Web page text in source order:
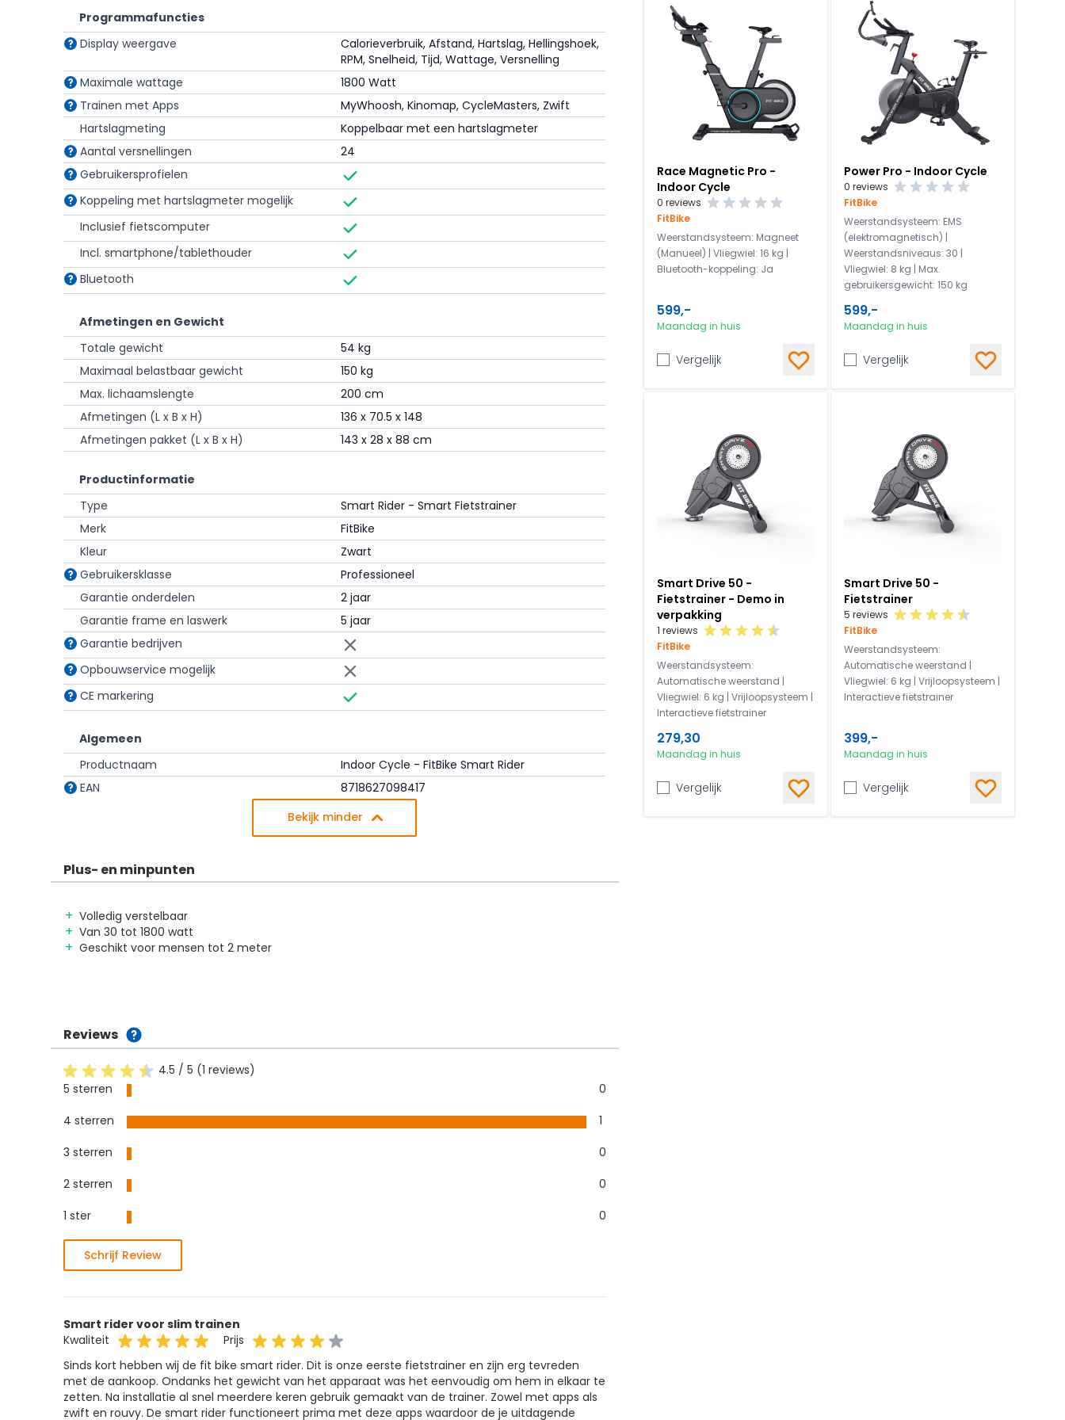
Stabiliteit en afstelling
De Smart Rider is belastbaar tot een maximaal gebruikersgewicht van 150 kg en is voorzien van
industriële SKF-lagers. Het stevige frame zorgt ervoor dat de fietstrainer stabiel blijft staan tijdens
intensieve trainingen.
Zowel het zadel als het stuur zijn horizontaal en verticaal nauwkeurig verstelbaar. Hierdoor kun je
de fietspositie afstemmen op je lichaamslengte en gewenste trainingshouding. Het
multifunctionele triatlonstuur beschikt over geïntegreerde bedieningsknoppen voor het
schakelen tussen de virtuele versnellingen. De armsteunen bieden ondersteuning wanneer je in
een aerodynamische houding traint.
Vergelijking met alternatieven
FitBike Race Magnetic Pro
De Race Magnetic Pro is een indoor cycle met handmatig verstelbare weerstand en een
doortrapsysteem. De Smart Rider beschikt daarentegen over automatische weerstand en een
Rider met 11 kg. De Smart Rider onderscheidt zich vooral door de automatische weerstand,
nauwkeurige wattagemeting, app-connectiviteit en virtuele versnellingen.
FitBike Smart Drive 50
De Smart Drive 50 is eveneens een interactieve fietstrainer met automatische weerstand en een
vrijloopsysteem. De Smart Rider heeft een zwaarder vliegwiel van 11 kg, tegenover 6 kg bij de
Smart Drive 50, en biedt een hoger maximaal vermogen. Daarnaast beschikt de Smart Rider over
24 virtuele versnellingen en uitgebreide bedieningsmogelijkheden via het stuur. Hierdoor is de
weerstandsbereik zoeken.
Programmafuncties
Display weergave
Calorieverbruik, Afstand, Hartslag, Hellingshoek,
RPM, Snelheid, Tijd, Wattage, Versnelling
Maximale wattage
1800 Watt
Trainen met Apps
MyWhoosh, Kinomap, CycleMasters, Zwift
Hartslagmeting
Koppelbaar met een hartslagmeter
Aantal versnellingen
24
Gebruikersprofielen
Koppeling met hartslagmeter mogelijk
Inclusief fietscomputer
Incl. smartphone/tablethouder
Bluetooth
Afmetingen en Gewicht
Totale gewicht
54 kg
Maximaal belastbaar gewicht
150 kg
Max. lichaamslengte
200 cm
Afmetingen (L x B x H)
136 x 70.5 x 148
Afmetingen pakket (L x B x H)
143 x 28 x 88 cm
Productinformatie
Type
Smart Rider - Smart Fietstrainer
Merk
FitBike
Kleur
Zwart
Gebruikersklasse
Professioneel
Garantie onderdelen
2 jaar
Garantie frame en laswerk
5 jaar
Garantie bedrijven
Opbouwservice mogelijk
CE markering
Algemeen
Productnaam
Indoor Cycle - FitBike Smart Rider
EAN
8718627098417
Bekijk minder
Plus- en minpunten
Volledig verstelbaar
Van 30 tot 1800 watt
Geschikt voor mensen tot 2 meter
Reviews
4.5 / 5 (1 reviews)
5 sterren
0
4 sterren
1
3 sterren
0
2 sterren
0
1 ster
0
Schrijf Review
Smart rider voor slim trainen
Kwaliteit
Prijs
Sinds kort hebben wij de fit bike smart rider. Dit is onze eerste fietstrainer en zijn erg tevreden
met de aankoop. Ondanks het gewicht van het apparaat was het eenvoudig om hem in elkaar te
zetten. Na installatie al snel meerdere keren gebruik gemaakt van de trainer. Zowel met apps als
zwift en rouvy. De smart rider functioneert prima met deze apps waardoor de je uitdagende
0 reviews
Race Magnetic Pro -
Indoor Cycle
FitBike
Weerstandsysteem: Magneet
(Manueel) | Vliegwiel: 16 kg |
Bluetooth-koppeling: Ja
599,-
Maandag in huis
Vergelijk
0 reviews
Power Pro - Indoor Cycle
FitBike
Weerstandsysteem: EMS
(elektromagnetisch) |
Weerstandsniveaus: 30 |
Vliegwiel: 8 kg | Max.
gebruikersgewicht: 150 kg
599,-
Maandag in huis
Vergelijk
1 reviews
Smart Drive 50 -
Fietstrainer - Demo in
verpakking
FitBike
Weerstandsysteem:
Automatische weerstand |
Vliegwiel: 6 kg | Vrijloopsysteem |
Interactieve fietstrainer
279,30
Maandag in huis
Vergelijk
5 reviews
Smart Drive 50 -
Fietstrainer
FitBike
Weerstandsysteem:
Automatische weerstand |
Vliegwiel: 6 kg | Vrijloopsysteem |
Interactieve fietstrainer
399,-
Maandag in huis
Vergelijk